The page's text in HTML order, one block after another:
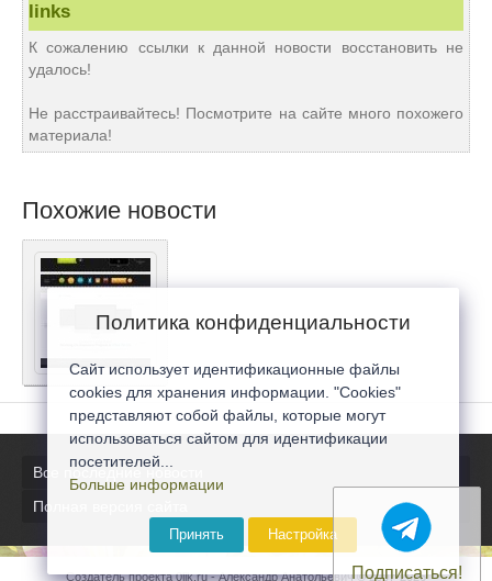
links
К сожалению ссылки к данной новости восстановить не
удалось!
Не расстраивайтесь! Посмотрите на сайте много похожего
материала!
Похожие новости
Все последние новости
Полная версия сайта
Создатель проекта 0lik.ru - Александр Анатольевич © 2007-2026
Подписаться!
Политика конфиденциальности
Сайт использует идентификационные файлы
cookies для хранения информации. "Cookies"
представляют собой файлы, которые могут
использоваться сайтом для идентификации
посетителей...
Больше информации
Принять Настройка